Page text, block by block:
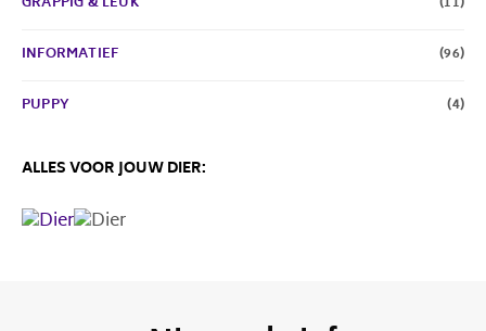
INFORMATIEF (96)
PUPPY (4)
ALLES VOOR JOUW DIER: